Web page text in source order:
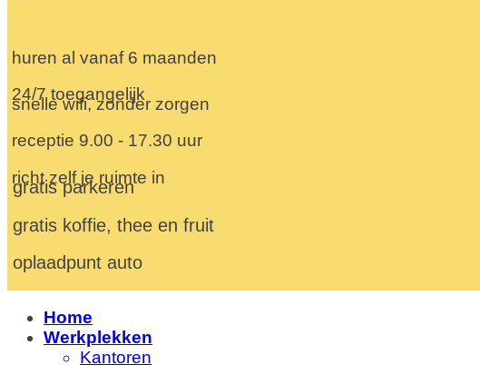
huren al vanaf 6 maanden
24/7 toegangelijk
snelle wifi, zonder zorgen
receptie 9.00 - 17.30 uur
richt zelf je ruimte in
gratis parkeren
gratis koffie, thee en fruit
oplaadpunt auto
Home
Werkplekken
Kantoren